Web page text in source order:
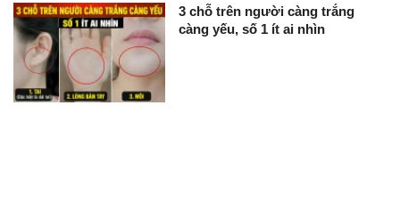
3 chỗ trên người càng trắng
càng yếu, số 1 ít ai nhìn